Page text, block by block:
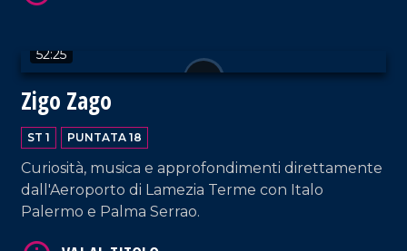
52:25
Zigo Zago
ST 1 PUNTATA 18
Curiosità, musica e approfondimenti direttamente
dall'Aeroporto di Lamezia Terme con Italo
Palermo e Palma Serrao.
VAI AL TITOLO